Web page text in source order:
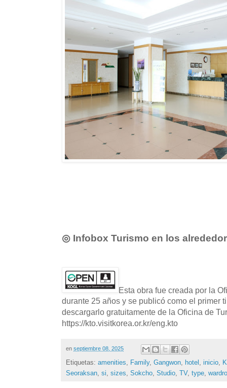
◎ Infobox Turismo en los
Esta obra fue creada por la
durante 25 años y se publicó como el primer
descargarlo gratuitamente de la Oficina de
https://kto.visitkorea.or.kr/eng.kto
en septiembre 08, 2025
Etiquetas: amenities Family, Gangwon hotel inicio K
Seoraksan si sizes Sokcho Studio TV, type